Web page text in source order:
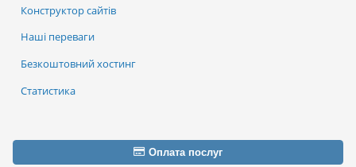
Конструктор сайтів
Наші переваги
Безкоштовний хостинг
Статистика
Оплата послуг